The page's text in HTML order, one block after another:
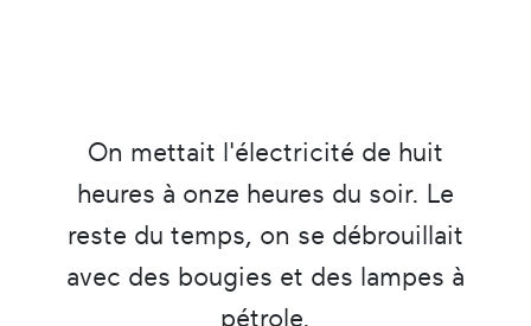
On mettait l'électricité de huit
heures à onze heures du soir. Le
reste du temps, on se débrouillait
avec des bougies et des lampes à
pétrole.